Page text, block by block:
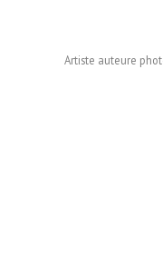
Artiste auteure